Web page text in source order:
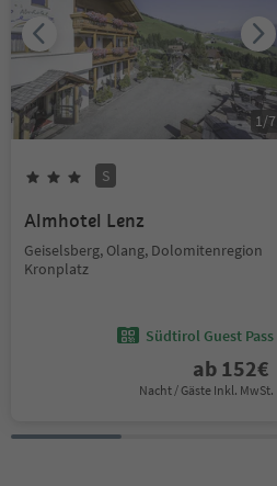
1 /7
S
Almhotel Lenz
Geiselsberg, Olang, Dolomitenregion
Kronplatz
Südtirol Guest Pass
ab 152€
Nacht / Gäste Inkl. MwSt.